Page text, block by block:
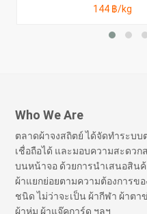
144 ฿/kg
Who We Are
ตลาดผ้าจงสถิตย์ ได้จัดทำระบ
เชื่อถือได้ และมอบความสะดว
บนหน้าจอ ด้วยการนำเสนอสิน
ผ้าแยกย่อยตามความต้องการข
ชนิด ไม่ว่าจะเป็น ผ้ากีฬา ผ้าตา
ผ้าห่ม ผ้าแจ๊คการ์ด ฯลฯ